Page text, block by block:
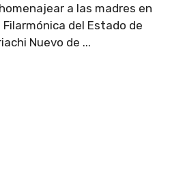
a las madres en
del Estado de
Nuevo de ...